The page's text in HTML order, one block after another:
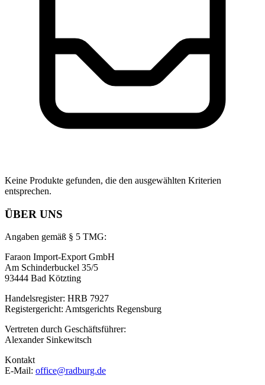
Keine Produkte gefunden, die den ausgewählten Kriterien
entsprechen.
ÜBER UNS
Angaben gemäß § 5 TMG:
Faraon Import-Export GmbH
Am Schinderbuckel 35/5
93444 Bad Kötzting
Handelsregister: HRB 7927
Registergericht: Amtsgerichts Regensburg
Vertreten durch Geschäftsführer:
Alexander Sinkewitsch
Kontakt
E-Mail: office@radburg.de